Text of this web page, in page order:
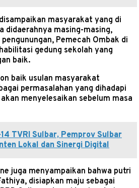
masyarakat yang di
didaerahnya masing-masing,
Pemecah Ombak di
gedung sekolah yang
baik.
baik usulan masyarakat
permasalahan yang dihadapi
menyelesaikan sebelum masa
TVRI Sulbar, Pemprov Sulbar
Lokal dan Sinergi Digital
juga menyampaikan bahwa putri
disiapkan maju sebagai